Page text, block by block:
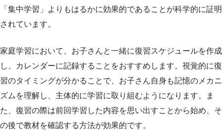
「集中学習」よりもはるかに効果的であることが科学的に証明
されています。
家庭学習において、お子さんと一緒に復習スケジュールを作成
し、カレンダーに記録することをおすすめします。視覚的に復
習のタイミングが分かることで、お子さん自身も記憶のメカニ
ズムを理解し、主体的に学習に取り組むようになります。ま
た、復習の際は前回学習した内容を思い出すことから始め、そ
の後で教材を確認する方法が効果的です。